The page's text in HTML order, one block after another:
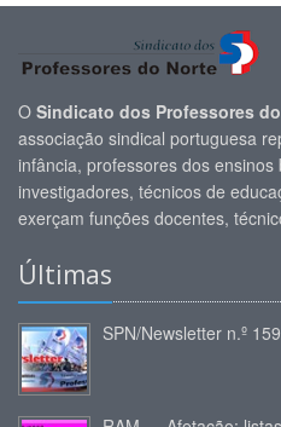
O Sindicato dos Professores
associação sindical portuguesa
infância, professores dos
investigadores, técnicos de
exerçam funções docentes,
Últimas
SPN/Newsletter n.º